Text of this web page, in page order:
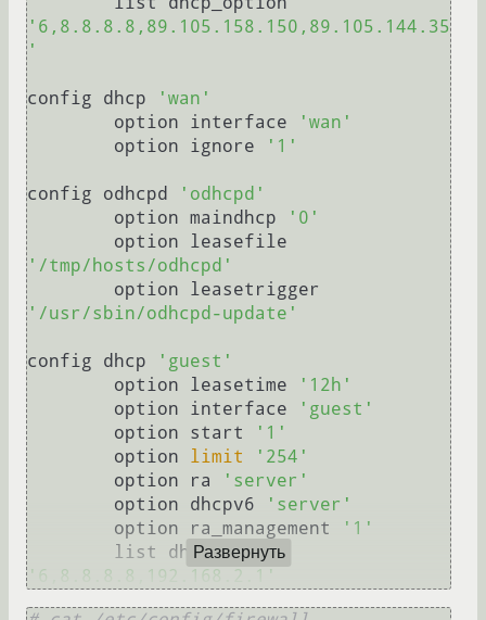
'6,8.8.8.8,89.105.158.150,89.105.144.35
'
config dhcp
'wan'
	option interface
'wan'
	option ignore
'1'
config odhcpd
'odhcpd'
	option maindhcp
'0'
'/tmp/hosts/odhcpd'
'/usr/sbin/odhcpd-update'
config dhcp
'guest'
	option leasetime
'12h'
	option interface
'guest'
	option start
'1'
	option
limit
'254'
	option ra
'server'
	option dhcpv6
'server'
	option ra_management
'1'
'6,8.8.8.8,192.168.2.1'
Развернуть